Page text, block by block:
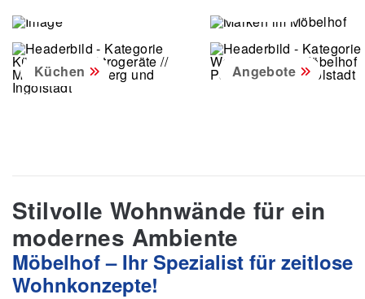
Küchen Angebote
Stilvolle Wohnwände für ein
modernes Ambiente
Möbelhof – Ihr Spezialist für zeitlose
Wohnkonzepte!